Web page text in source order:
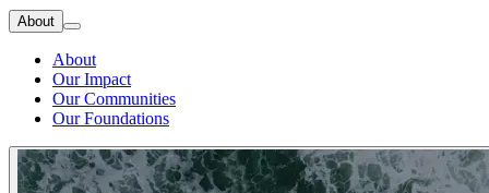
About
About
Our Impact
Our Communities
Our Foundations